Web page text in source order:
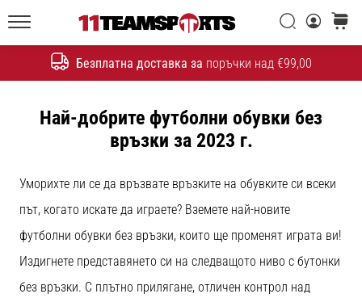
Безплатна доставка за поръчки над €99,00
Търси
Търсене
една
икона
скоростта
1. 7. 2025
Play
More
Victories
Подготви
Най-добрите футболни обувки без
връзки за 2023 г.
Уморихте ли се да връзвате връзките на обувките си всеки
път, когато искате да играете? Вземете най-новите
футболни обувки без връзки, които ще променят играта ви!
Издигнете представянето си на следващото ниво с бутонки
без връзки. С плътно прилягане, отличен контрол над